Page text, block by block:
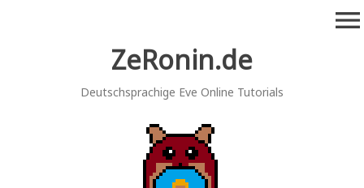
ZeRonin.de
Deutschsprachige Eve Online Tutorials
menu